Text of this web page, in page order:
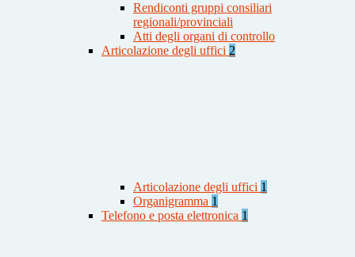
Rendiconti gruppi consiliari
regionali/provinciali
Atti degli organi di controllo
Articolazione degli uffici 2
Articolazione degli uffici 1
Organigramma 1
Telefono e posta elettronica 1